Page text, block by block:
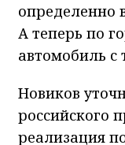
определенно
А теперь по
автомобиль с
Новиков
российского
реализация